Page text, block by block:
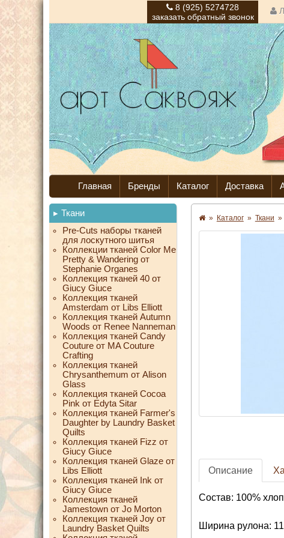
8 (925) 5274728
заказать обратный звонок
Главная Бренды Каталог Доставка
Ткани
Pre-Cuts наборы тканей
для лоскутного шитья
Коллекции тканей Color Me
Pretty & Wandering от
Stephanie Organes
Коллекция тканей 40 от
Giucy Giuce
Коллекция тканей
Amsterdam от Libs Elliott
Коллекция тканей Autumn
Woods от Renee Nanneman
Коллекция тканей Candy
Couture от MA Couture
Crafting
Коллекция тканей
Chrysanthemum от Alison
Glass
Коллекция тканей Cocoa
Pink от Edyta Sitar
Коллекция тканей Farmer's
Daughter by Laundry Basket
Quilts
Коллекция тканей Fizz от
Giucy Giuce
Коллекция тканей Glaze от
Libs Elliott
Коллекция тканей Ink от
Giucy Giuce
Коллекция тканей
Jamestown от Jo Morton
Коллекция тканей Joy от
Laundry Basket Quilts
» Каталог » Ткани »
Описание
Состав: 100%
Ширина рулона: